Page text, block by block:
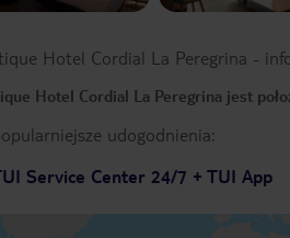
Hotel Cordial La Peregrina -
Hotel Cordial La Peregrina jest
udogodnienia:
Service Center 24/7 + TUI App